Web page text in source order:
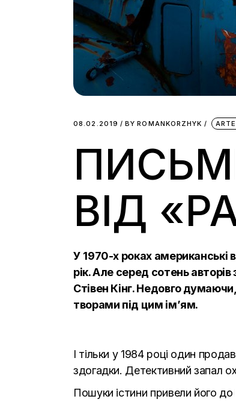
08.02.2019 BY ROMANKORZHYK
ВІД
У 1970-х роках американські
рік. Але серед сотень
Стівен Кінг. Недовго
творами під цим ім’ям.
І тільки у 1984 році один
здогадки. Детективний запал
Пошуки істини привели його